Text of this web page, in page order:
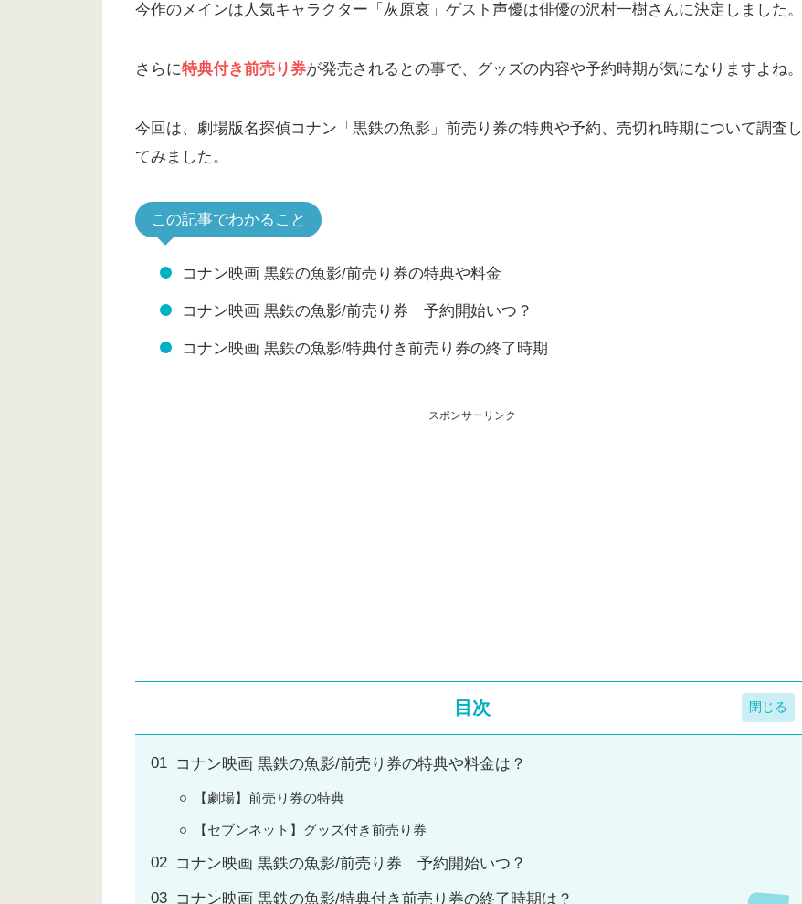
今作のメインは人気キャラクター「灰原哀」ゲスト声優は俳優の沢村一樹さんに決定しました。
さらに特典付き前売り券が発売されるとの事で、グッズの内容や予約時期が気になりますよね。
今回は、劇場版名探偵コナン「黒鉄の魚影」前売り券の特典や予約、売切れ時期について調査し
てみました。
この記事でわかること
コナン映画 黒鉄の魚影/前売り券の特典や料金
コナン映画 黒鉄の魚影/前売り券 予約開始いつ？
コナン映画 黒鉄の魚影/特典付き前売り券の終了時期
スポンサーリンク
目次
コナン映画 黒鉄の魚影/前売り券の特典や料金は？
【劇場】前売り券の特典
【セブンネット】グッズ付き前売り券
コナン映画 黒鉄の魚影/前売り券 予約開始いつ？
コナン映画 黒鉄の魚影/特典付き前売り券の終了時期は？